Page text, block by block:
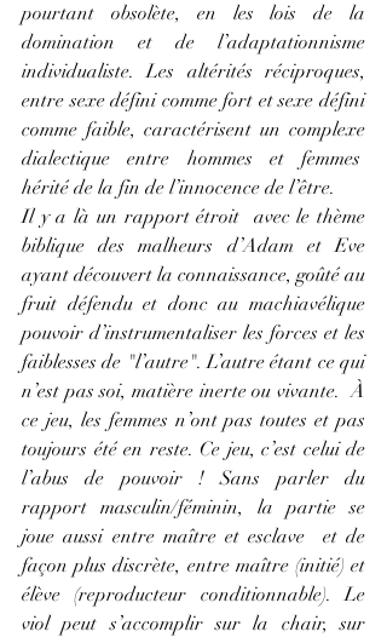
pourtant obsolète, en les lois de la
domination et de l’adaptationnisme
individualiste. Les altérités réciproques,
entre sexe défini comme fort et sexe défini
comme faible, caractérisent un complexe
dialectique entre hommes et femmes
hérité de la fin de l’innocence de l’être.
Il y a là un rapport étroit  avec le thème
biblique des malheurs d’Adam et Eve
ayant découvert la connaissance, goûté au
fruit défendu et donc au machiavélique
pouvoir d’instrumentaliser les forces et les
faiblesses de "l’autre". L’autre étant ce qui
n’est pas soi, matière inerte ou vivante.  À
ce jeu, les femmes n’ont pas toutes et pas
toujours été en reste. Ce jeu, c’est celui de
l’abus de pouvoir ! Sans parler du
rapport masculin/féminin, la partie se
joue aussi entre maître et esclave  et de
façon plus discrète, entre maître (initié) et
élève (reproducteur conditionnable). Le
viol peut s’accomplir sur la chair, sur